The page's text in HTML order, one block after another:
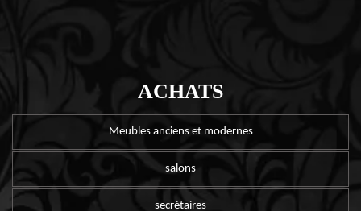
ACHATS
Meubles anciens et modernes
salons
secrétaires